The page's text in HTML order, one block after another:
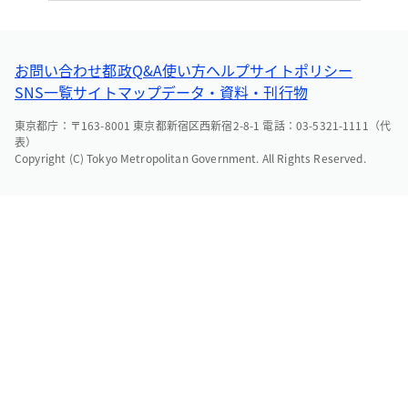
お問い合わせ都政Q&A使い方ヘルプサイトポリシー
SNS一覧サイトマップデータ・資料・刊行物
東京都庁：〒163-8001 東京都新宿区西新宿2-8-1 電話：03-5321-1111（代
表）
Copyright (C) Tokyo Metropolitan Government. All Rights Reserved.